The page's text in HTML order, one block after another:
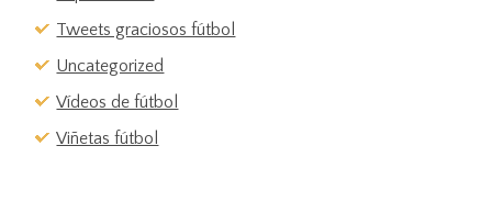
Tweets graciosos fútbol
Uncategorized
Vídeos de fútbol
Viñetas fútbol